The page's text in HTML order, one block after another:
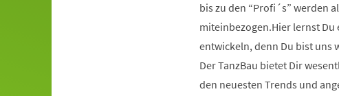
bis zu den “Profi´s” werden
miteinbezogen.Hier lernst Du
entwickeln, denn Du bist uns
Der TanzBau bietet Dir
den neuesten Trends und